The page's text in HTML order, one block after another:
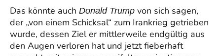
Das könnte auch Donald Trump von sich sagen,
der „von einem Schicksal“ zum Irankrieg getrieben
wurde, dessen Ziel er mittlerweile endgültig aus
den Augen verloren hat und jetzt fieberhaft